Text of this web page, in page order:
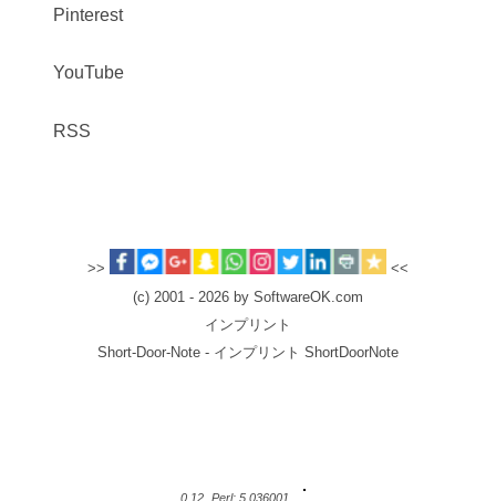
Pinterest
YouTube
RSS
>>
<<
(c) 2001 - 2026 by SoftwareOK.com
インプリント
Short-Door-Note - インプリント ShortDoorNote
0.12 Perl: 5.036001